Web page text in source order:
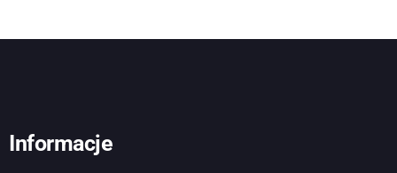
Informacje